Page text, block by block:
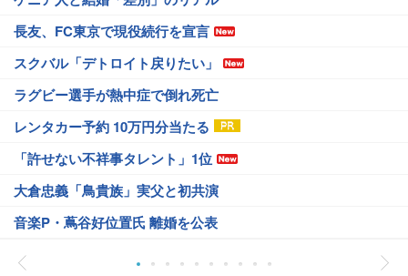
長友、FC東京で現役続行を宣言
スクバル「デトロイト戻りたい」
ラグビー選手が熱中症で倒れ死亡
レンタカー予約 10万円分当たる
「許せない不祥事タレント」1位
大倉忠義「鳥貴族」実父と初共演
音楽P・蔦谷好位置氏 離婚を公表